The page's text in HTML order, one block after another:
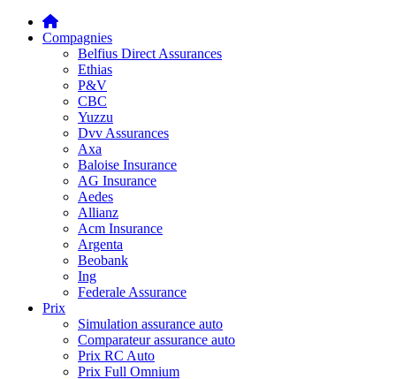
Compagnies
Belfius Direct Assurances
Ethias
P&V
CBC
Yuzzu
Dvv Assurances
Axa
Baloise Insurance
AG Insurance
Aedes
Allianz
Acm Insurance
Argenta
Beobank
Ing
Federale Assurance
Prix
Simulation assurance auto
Comparateur assurance auto
Prix RC Auto
Prix Full Omnium